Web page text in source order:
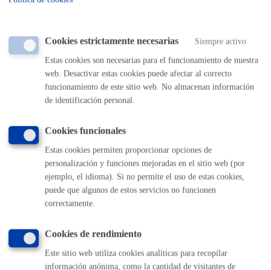
¨¨Anexo a regir desde el 1 de enero de 2005
Plazo de resolución y sentido
del silencio
Plazo legal:
Hay un plazo máximo de 3 meses para la transmisión,
pendiente del examen de la persona compradora.
Registro solcitud y documentación
Subsanación de la documentación, en su caso
Realización de examen teórico y práctico
Cookies estrictamente necesarias Siempre activo
Estas cookies son necesarias para el funcionamiento de nuestra
web. Desactivar estas cookies puede afectar al correcto
funcionamiento de este sitio web. No almacenan información
de identificación personal.
Cookies funcionales
Estas cookies permiten proporcionar opciones de
personalización y funciones mejoradas en el sitio web (por
ejemplo, el idioma). Si no permite el uso de estas cookies,
puede que algunos de estos servicios no funcionen
correctamente.
Cookies de rendimiento
Este sitio web utiliza cookies analíticas para recopilar
información anónima, como la cantidad de visitantes de